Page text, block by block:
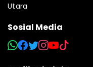
Utara
Sosial Media